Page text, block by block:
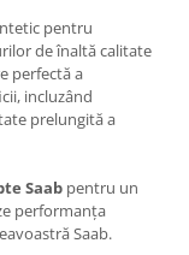
pentru
de înaltă calitate
perfectă a
incluzând
prelungită a
Saab pentru un
performanța
Saab.